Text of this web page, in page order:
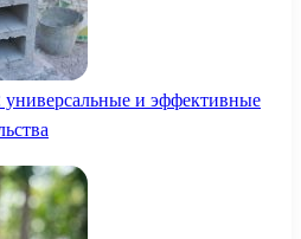
и эффективные